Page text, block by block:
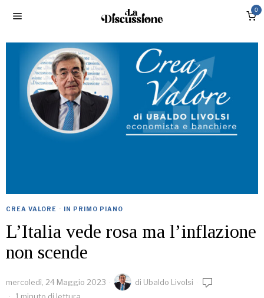
0
CREA VALORE · IN PRIMO PIANO
L’Italia vede rosa ma l’inflazione
non scende
mercoledì, 24 Maggio 2023 di Ubaldo Livolsi
1 minuto di lettura